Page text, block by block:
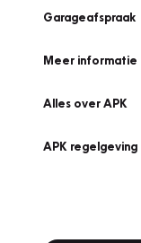
Garageafspraak
Meer informatie
Alles over APK
APK regelgeving